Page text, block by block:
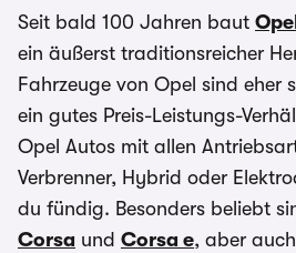
Seit bald 100 Jahren baut Opel
ein äußerst traditionsreicher
Fahrzeuge von Opel sind eher
ein gutes Preis-Leistungs-
Opel Autos mit allen
Verbrenner, Hybrid oder
du fündig. Besonders beliebt
Corsa und Corsa e, aber